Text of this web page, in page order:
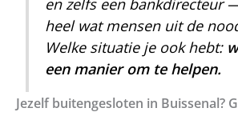
en zelfs een bankdirecteur
heel wat mensen uit de
Welke situatie je ook hebt:
een manier om te helpen.
Jezelf buitengesloten in Buissenal?